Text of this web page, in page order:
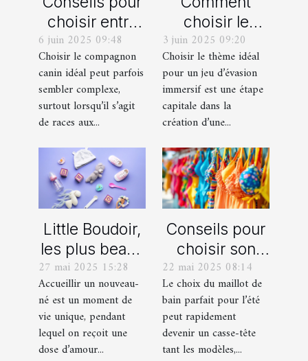
choisir entre
un berger
blanc suisse
et un berger
américain
miniature
6 juin 2025 09:48
Choisir le compagnon
canin idéal peut parfois
sembler complexe,
surtout lorsqu’il s’agit
de races aux...
choisir le
thème parfait
pour votre
prochain jeu
d'évasion
immersif
3 juin 2025 09:20
Choisir le thème idéal
pour un jeu d’évasion
immersif est une étape
capitale dans la
création d’une...
Little Boudoir,
les plus beaux
cadeaux de
naissance
personnalisés
!
27 mai 2025 15:28
Accueillir un nouveau-
né est un moment de
vie unique, pendant
lequel on reçoit une
dose d’amour...
Conseils pour
choisir son
maillot de bain
idéal pour l'été
22 mai 2025 08:14
Le choix du maillot de
bain parfait pour l’été
peut rapidement
devenir un casse-tête
tant les modèles,...